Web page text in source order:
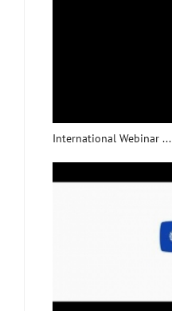
International Webinar ...